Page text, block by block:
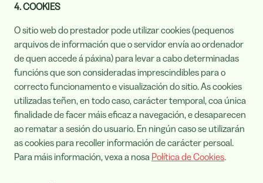
4. COOKIES
O sitio web do prestador pode utilizar cookies (pequenos
arquivos de información que o servidor envía ao ordenador
de quen accede á páxina) para levar a cabo determinadas
funcións que son consideradas imprescindibles para o
correcto funcionamento e visualización do sitio. As cookies
utilizadas teñen, en todo caso, carácter temporal, coa única
finalidade de facer máis eficaz a navegación, e desaparecen
ao rematar a sesión do usuario. En ningún caso se utilizarán
as cookies para recoller información de carácter persoal.
Para máis información, vexa a nosa Política de Cookies.